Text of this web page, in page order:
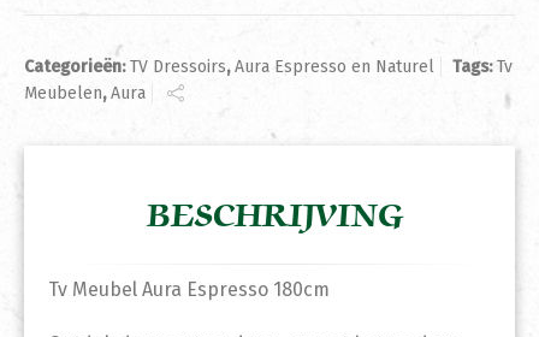
Categorieën:TV Dressoirs,Aura Espresso en Naturel Tags:Tv
Meubelen,Aura
BESCHRIJVING
Tv Meubel Aura Espresso 180cm